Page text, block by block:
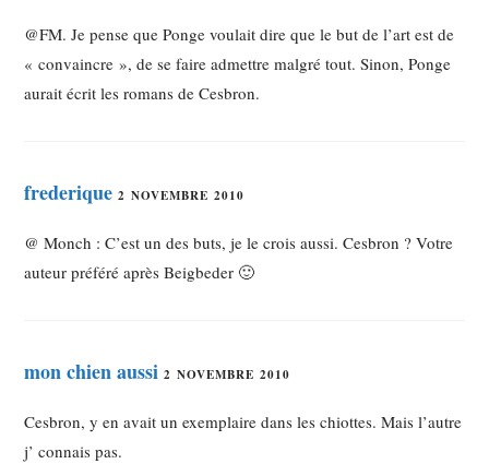
@FM. Je pense que Ponge voulait dire que le but de l’art est de
« convaincre », de se faire admettre malgré tout. Sinon, Ponge
aurait écrit les romans de Cesbron.
frederique 2 NOVEMBRE 2010
@ Monch : C’est un des buts, je le crois aussi. Cesbron ? Votre
auteur préféré après Beigbeder 🙂
mon chien aussi 2 NOVEMBRE 2010
Cesbron, y en avait un exemplaire dans les chiottes. Mais l’autre
j’ connais pas.